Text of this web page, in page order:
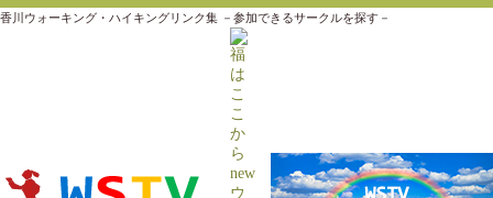
香川ウォーキング・ハイキングリンク集 －参加できるサークルを探す－